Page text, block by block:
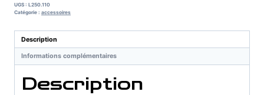
UGS : L250.110
Catégorie : accessoires
Description
Informations complémentaires
Description